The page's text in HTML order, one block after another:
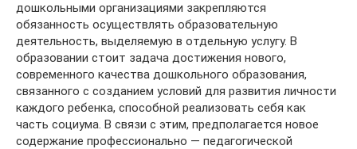
дошкольными организациями закрепляются
обязанность осуществлять образовательную
деятельность, выделяемую в отдельную услугу. В
образовании стоит задача достижения нового,
современного качества дошкольного образования,
связанного с созданием условий для развития личности
каждого ребенка, способной реализовать себя как
часть социума. В связи с этим, предполагается новое
содержание профессионально — педагогической